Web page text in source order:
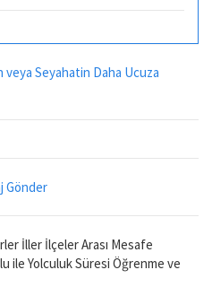
Seyahatin Daha Ucuza
Gönder
İller İlçeler Arası Mesafe
ile Yolculuk Süresi Öğrenme ve